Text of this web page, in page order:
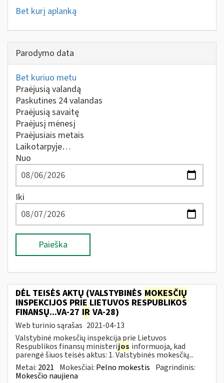
Bet kurį aplanką
Parodymo data
Bet kuriuo metu
Praėjusią valandą
Paskutines 24 valandas
Praėjusią savaitę
Praėjusį mėnesį
Praėjusiais metais
Laikotarpyje…
Nuo
Iki
Paieška
DĖL TEISĖS AKTŲ (VALSTYBINĖS MOKESČIŲ
INSPEKCIJOS PRIE LIETUVOS RESPUBLIKOS
FINANSŲ...VA-27 IR VA-28)
Web turinio sąrašas 2021-04-13
Valstybinė mokesčių inspekcija prie Lietuvos
Respublikos finansų ministerijos informuoja, kad
parengė šiuos teisės aktus: 1. Valstybinės mokesčių...
Metai: 2021 Mokesčiai: Pelno mokestis Pagrindinis:
Mokesčio naujiena